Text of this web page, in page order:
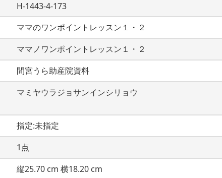
H-1443-4-173
ママのワンポイントレッスン１・２
ママノワンポイントレッスン１・２
間宮うら助産院資料
マミヤウラジョサンインシリョウ
指定:未指定
1点
縦25.70 cm 横18.20 cm